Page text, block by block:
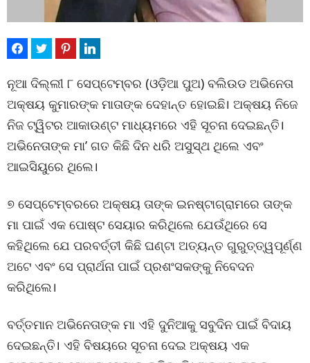
ନୂଆ ଦିଲ୍ଲୀ ୮ ସେପ୍ଟେମ୍ବର (ଓଡ଼ିଆ ପୁଅ) ବଲିଉଡ ଅଭିନେତା
ଅକ୍ଷୟ କୁମାରଙ୍କ ମାତାଙ୍କ ଦେହାନ୍ତ ହୋଇଛି। ଅକ୍ଷୟ ନିଜେ
ନିଜ ଟ୍ୱିଟର ଆକାଉଣ୍ଟ ମାଧ୍ୟମରେ ଏହି ସୂଚନା ଦେଇଛନ୍ତି।
ଅଭିନେତାଙ୍କ ମା’ ଗତ କିଛି ଦିନ ଧରି ଅସୁସ୍ଥ ଥିଲେ ଏବଂ
ଆଇସିୟୁରେ ଥିଲେ।
୭ ସେପ୍ଟେମ୍ବରରେ ଅକ୍ଷୟ ତାଙ୍କ ଇନଷ୍ଟାଗ୍ରାମରେ ତାଙ୍କ
ମା ପାଇଁ ଏକ ପୋଷ୍ଟ ସେୟାର କରିଥିଲେ ଯେଉଁଥିରେ ସେ
କହିଥିଲେ ଯେ ପରବର୍ତ୍ତୀ କିଛି ଘଣ୍ଟା ଅତ୍ୟନ୍ତ ଗୁରୁତ୍ତ୍ୱପୂର୍ଣ୍ଣ
ଅଟେ ଏବଂ ସେ ପ୍ରାର୍ଥନା ପାଇଁ ପ୍ରଶଂସକଙ୍କୁ ନିବେଦନ
କରିଥିଲେ।
ବର୍ତ୍ତମାନ ଅଭିନେତାଙ୍କ ମା ଏହି ଦୁନିଆକୁ ସବୁଦିନ ପାଇଁ ବିଦାୟ
ଦେଇଛନ୍ତି। ଏହି ବିଷୟରେ ସୂଚନା ଦେଇ ଅକ୍ଷୟ ଏକ